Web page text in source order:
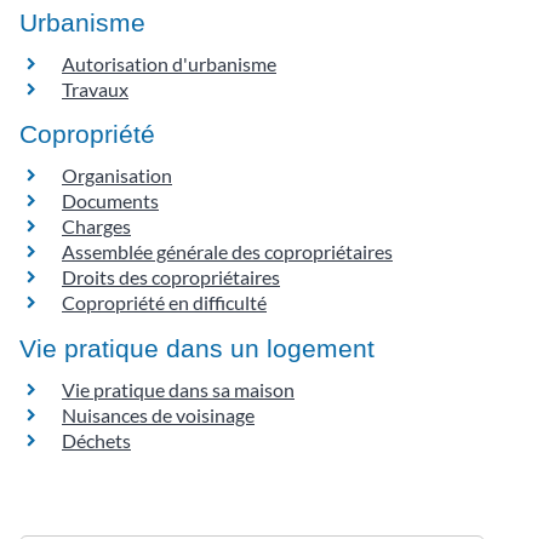
Urbanisme
Autorisation d'urbanisme
Travaux
Copropriété
Organisation
Documents
Charges
Assemblée générale des copropriétaires
Droits des copropriétaires
Copropriété en difficulté
Vie pratique dans un logement
Vie pratique dans sa maison
Nuisances de voisinage
Déchets